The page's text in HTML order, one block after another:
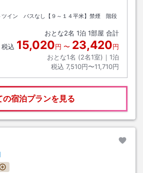
ツイン バスなし【９～１４平米】禁煙 階段
おとな2名 1泊 1部屋 合計
税込 15,020円 〜 23,420円
おとな1名 (2名1室)｜ 1泊
税込 7,510円〜11,710円
の宿泊プランを見る